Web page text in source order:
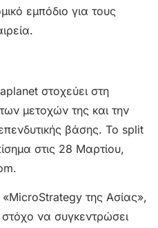
εμπόδιο για τους
στοχεύει στη
μετοχών της και την
βάσης. Το split
στις 28 Μαρτίου,
της Ασίας»,
να συγκεντρώσει